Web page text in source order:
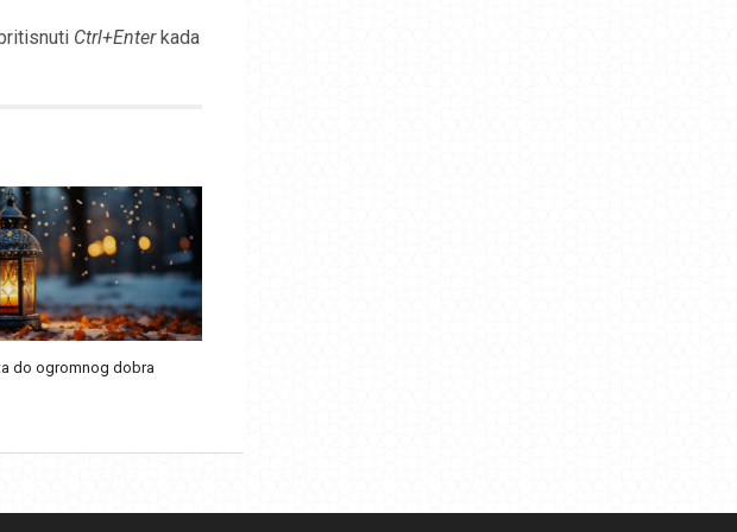
Ctrl+Enterkada
do ogromnog dobra